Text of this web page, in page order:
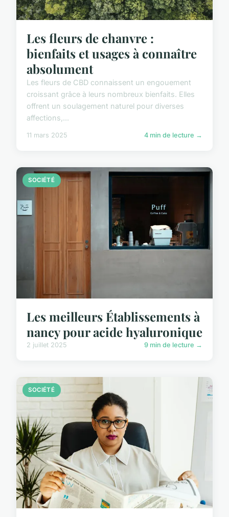
Les fleurs de chanvre :
bienfaits et usages à connaître
absolument
Les fleurs de CBD connaissent un engouement
croissant grâce à leurs nombreux bienfaits. Elles
offrent un soulagement naturel pour diverses
affections,...
11 mars 2025 4 min de lecture →
SOCIÉTÉ
Les meilleurs Établissements à
nancy pour acide hyaluronique
2 juillet 2025 9 min de lecture →
SOCIÉTÉ